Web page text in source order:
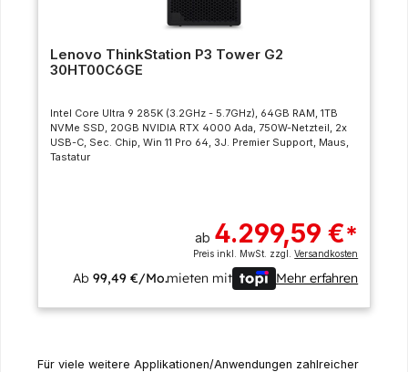
Lenovo ThinkStation P3 Tower G2
30HT00C6GE
Intel Core Ultra 9 285K (3.2GHz - 5.7GHz), 64GB RAM, 1TB
NVMe SSD, 20GB NVIDIA RTX 4000 Ada, 750W-Netzteil, 2x
USB-C, Sec. Chip, Win 11 Pro 64, 3J. Premier Support, Maus,
Tastatur
ab 4.299,59 €*
Preis inkl. MwSt. zzgl.Versandkosten
Ab99,49 €/Mo.mieten mit Mehr erfahren
Für viele weitere Applikationen/Anwendungen zahlreicher